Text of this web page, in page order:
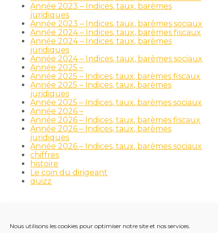
Nous utilisons les cookies pour optimiser notre site et nos services.
Année 2023 – Indices, taux, barèmes
juridiques
Année 2023 – Indices, taux, barèmes sociaux
Année 2024 – Indices, taux, barèmes fiscaux
Année 2024 – Indices, taux, barèmes
juridiques
Année 2024 – Indices, taux, barèmes sociaux
Année 2025 –
Année 2025 – Indices, taux, barèmes fiscaux
Année 2025 – Indices, taux, barèmes
juridiques
Année 2025 – Indices, taux, barèmes sociaux
Année 2026 –
Année 2026 – Indices, taux, barèmes fiscaux
Année 2026 – Indices, taux, barèmes
juridiques
Année 2026 – Indices, taux, barèmes sociaux
chiffres
histoire
Le coin du dirigeant
quizz